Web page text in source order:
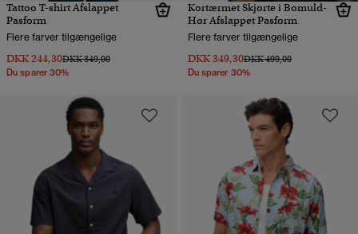
Tattoo T-shirt Afslappet
Pasform
Flere farver tilgængelige
DKK 244,30Pris nedsat fra
DKK 349,00til
Du sparer 30%
Kortærmet Skjorte i Bomuld-
Hør Afslappet Pasform
Flere farver tilgængelige
DKK 349,30Pris nedsat fra
DKK 499,00til
Du sparer 30%